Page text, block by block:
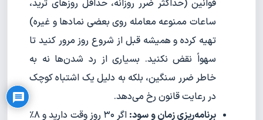
قوانین (حداکثر ضرر روزانه، حداقل روزهای ترید،
ساعات ممنوعه معامله روی بعضی نمادها و غیره)
تهیه کرده و همیشه قبل از شروع روز مرور کنید تا
سهواً نقض نکنید. بسیاری از رد شدن‌ها نه به
خاطر ضرر سنگین، بلکه به دلیل یک اشتباه کوچک
در رعایت قانون رخ می‌دهد.
برنامه‌ریزی زمان و سود:
اگر ۳۰ روز وقت دارید و ۸٪
Privacy Policy